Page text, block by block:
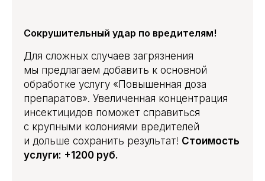
Сокрушительный удар по вредителям!
Для сложных случаев загрязнения
мы предлагаем добавить к основной
обработке услугу «Повышенная доза
препаратов». Увеличенная концентрация
инсектицидов поможет справиться
с крупными колониями вредителей
и дольше сохранить результат! Стоимость
услуги: +1200 руб.